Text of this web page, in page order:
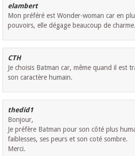
elambert
Mon préféré est Wonder-woman car en
pouvoirs, elle dégage beaucoup de charme.
CTH
Je choisis Batman car, même quand il est
son caractère humain.
thedid1
Bonjour,
Je préfère Batman pour son côté plus
faiblesses, ses peurs et son coté sombre.
Merci.